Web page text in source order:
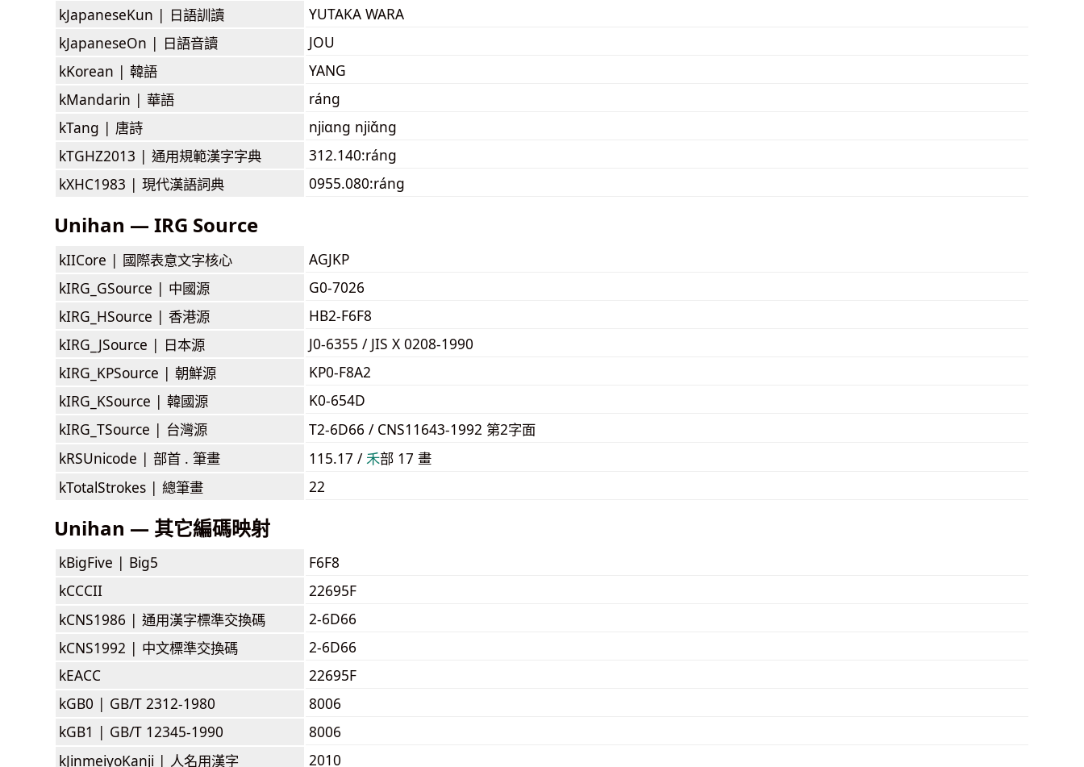
kJapaneseKun | 日語訓讀
YUTAKA WARA
kJapaneseOn | 日語音讀
JOU
kKorean | 韓語
YANG
kMandarin | 華語
ráng
kTang | 唐詩
njiɑng njiɑ̌ng
kTGHZ2013 | 通用規範漢字字典
312.140:ráng
kXHC1983 | 現代漢語詞典 0955.080:ráng
Unihan — IRG Source
kIICore | 國際表意文字核心
AGJKP
kIRG_GSource | 中國源
G0-7026
kIRG_HSource | 香港源
HB2-F6F8
kIRG_JSource | 日本源
J0-6355 / JIS X 0208-1990
kIRG_KPSource | 朝鮮源
KP0-F8A2
kIRG_KSource | 韓國源
K0-654D
kIRG_TSource | 台灣源
T2-6D66 / CNS11643-1992 第2字面
kRSUnicode | 部首 . 筆畫 115.17 / ⽲部 17 畫
kTotalStrokes | 總筆畫 22
Unihan — 其它編碼映射
kBigFive | Big5
F6F8
kCCCII
22695F
kCNS1986 | 通用漢字標準交換碼
2-6D66
kCNS1992 | 中文標準交換碼
2-6D66
kEACC
22695F
kGB0 | GB/T 2312-1980
8006
kGB1 | GB/T 12345-1990
8006
kJinmeiyoKanji | 人名用漢字 2010